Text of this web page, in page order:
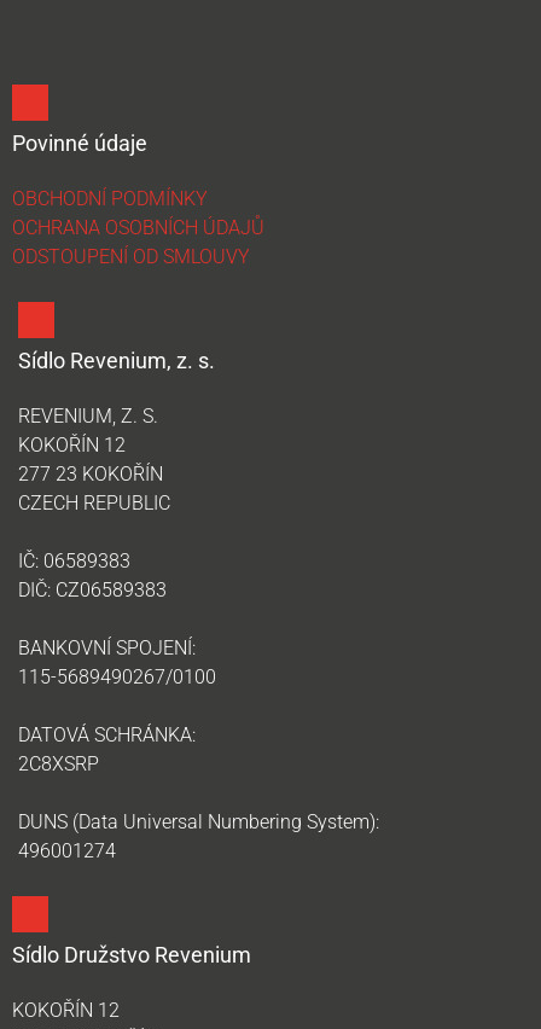
Povinné údaje
OBCHODNÍ PODMÍNKY
OCHRANA OSOBNÍCH ÚDAJŮ
ODSTOUPENÍ OD SMLOUVY
Sídlo Revenium, z. s.
REVENIUM, Z. S.
KOKOŘÍN 12
277 23 KOKOŘÍN
CZECH REPUBLIC
IČ: 06589383
DIČ: CZ06589383
BANKOVNÍ SPOJENÍ:
115-5689490267/0100
DATOVÁ SCHRÁNKA:
2C8XSRP
DUNS (Data Universal Numbering System):
496001274
Sídlo Družstvo Revenium
KOKOŘÍN 12